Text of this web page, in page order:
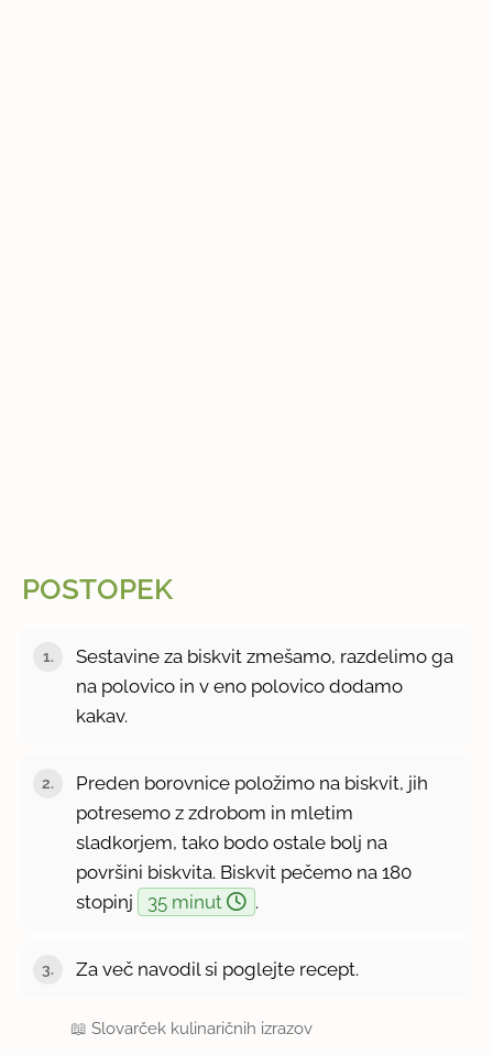
POSTOPEK
Sestavine za biskvit zmešamo, razdelimo ga
na polovico in v eno polovico dodamo
kakav.
Preden borovnice položimo na biskvit, jih
potresemo z zdrobom in mletim
sladkorjem, tako bodo ostale bolj na
površini biskvita. Biskvit pečemo na 180
stopinj
35 minut .
Za več navodil si poglejte recept.
📖Slovarček kulinaričnih izrazov